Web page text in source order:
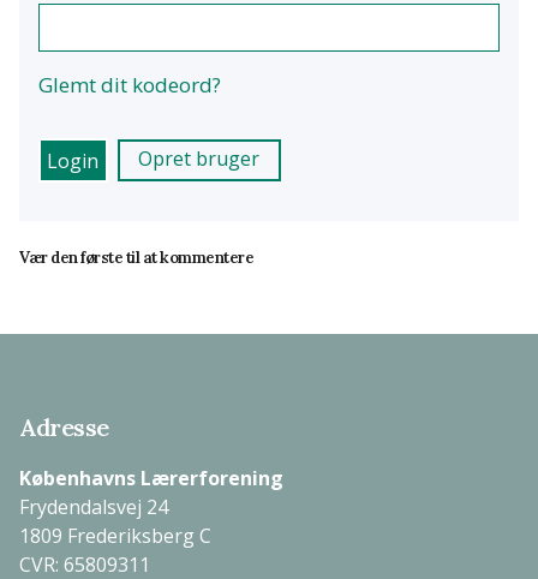
Glemt dit kodeord?
Opret bruger
Vær den første til at kommentere
Adresse
Københavns Lærerforening
Frydendalsvej 24
1809 Frederiksberg C
CVR: 65809311